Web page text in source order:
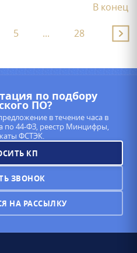
5 ... 28
В конец
по подбору
ПО?
в течение часа в
по 44-ФЗ, реестр Минцифры,
ФСТЭК.
КП
ЗВОНОК
НА РАССЫЛКУ